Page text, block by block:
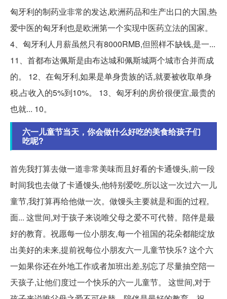
匈牙利的制药业非常的发达,欧洲药品和生产出口的大国,热
爱中医的匈牙利也是欧洲第一个实现中医药立法的国家。
4、匈牙利人月薪虽然只有8000RMB,但照样不缺钱,是一...
11、首都布达佩斯是由布达城和佩斯城两个城市合并而成
的。 12、在匈牙利,如果是单身贵族的话,就要被收取单身
税,占收入的5%到10%。 13、匈牙利的房价很便宜,最贵的
也就... 10。
六一儿童节当天，你会做什么好吃的美食给孩子们
吃呢?
首先我打算去做一道非常美味而且好看的卡通馒头,前一段
时间我也去做了卡通馒头,他特别爱吃,所以这一次过六一儿
童节,我打算再给他做一次。做馒头主要就是和面的过程,
面... 这世间,对于孩子来说唯父母之爱不可代替。陪伴是最
好的教育。祝愿每一位小朋友,每一个祖国的花朵都能绽放
出美好的未来,提前祝每位小朋友六一儿童节快乐? 这个六
一如果你还在外地工作或者加班出差,别忘了尽量抽空陪一
天孩子,让他们度过一个快乐的六一儿童节。 这世间,对于